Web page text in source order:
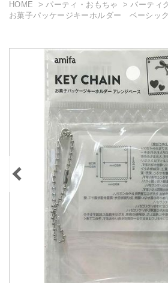
HOME パーティ・おもちゃ
パーティ
お菓子パッケージキーホルダー ベーシック